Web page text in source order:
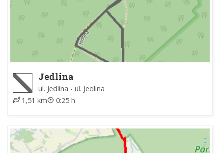
Jedlina
ul. Jedlina - ul. Jedlina
1,51 km
0:25 h